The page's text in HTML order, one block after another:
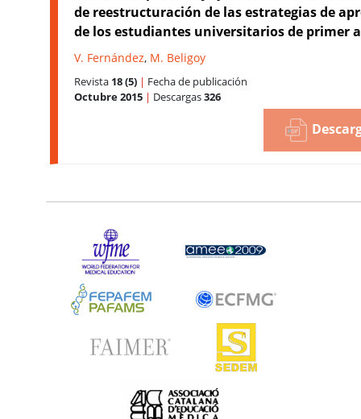
de reestructuración de las estrategias de
de los estudiantes universitarios de primer
V. Fernández, M. Beligoy
Revista 18 (5) | Fecha de publicación
Octubre 2015 | Descargas326